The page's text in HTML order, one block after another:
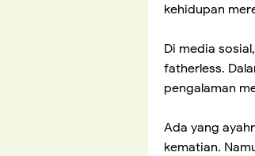
kehidupan
Di media
fatherless.
pengalaman
Ada yang
kematian.